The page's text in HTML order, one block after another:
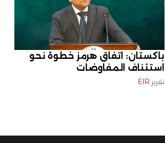
باكستان: اتفاق هرمز خطوة نحو
استئناف المفاوضات
تقرير EIR